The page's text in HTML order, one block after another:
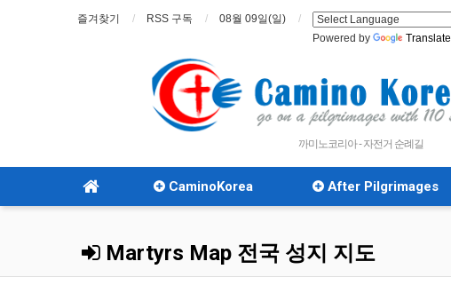
즐겨찾기 RSS 구독
08월 09일(일)
Powered by
Translate
까미노코리아 - 자전거 순례길
CaminoKorea After Pilgrimages
Martyrs Map 전국 성지 지도